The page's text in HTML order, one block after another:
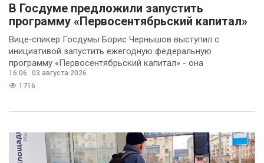
В Госдуме предложили запустить
программу «Первосентябрьский капитал»
Вице‑спикер Госдумы Борис Чернышов выступил с
инициативой запустить ежегодную федеральную
программу «Первосентябрьский капитал» - она
предполагает
16:06
03 августа 2026
1716